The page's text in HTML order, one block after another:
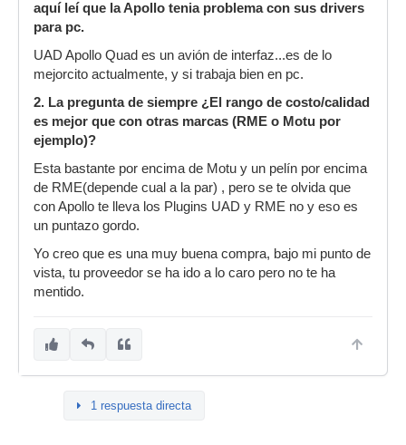
aquí leí que la Apollo tenia problema con sus drivers
para pc.
UAD Apollo Quad es un avión de interfaz...es de lo
mejorcito actualmente, y si trabaja bien en pc.
2. La pregunta de siempre ¿El rango de costo/calidad
es mejor que con otras marcas (RME o Motu por
ejemplo)?
Esta bastante por encima de Motu y un pelín por encima
de RME(depende cual a la par) , pero se te olvida que
con Apollo te lleva los Plugins UAD y RME no y eso es
un puntazo gordo.
Yo creo que es una muy buena compra, bajo mi punto de
vista, tu proveedor se ha ido a lo caro pero no te ha
mentido.
1 respuesta directa